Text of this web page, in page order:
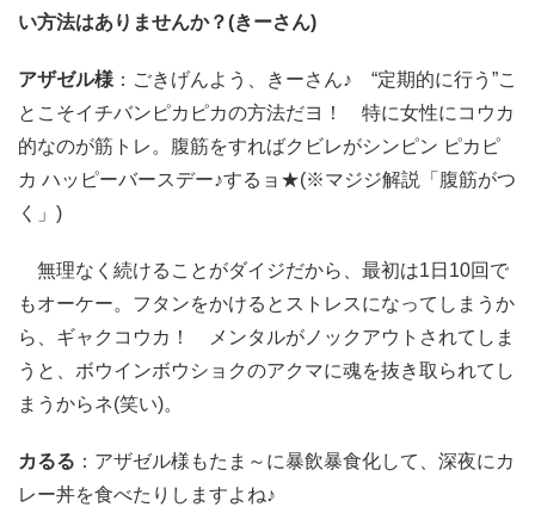
い方法はありませんか？(きーさん)
アザゼル様 ：ごきげんよう、きーさん♪ “定期的に行う”こ
とこそイチバンピカピカの方法だヨ！ 特に女性にコウカ
的なのが筋トレ。腹筋をすればクビレがシンピン ピカピ
カ ハッピーバースデー♪するョ★(※マジジ解説「腹筋がつ
く」)
無理なく続けることがダイジだから、最初は1日10回で
もオーケー。フタンをかけるとストレスになってしまうか
ら、ギャクコウカ！ メンタルがノックアウトされてしま
うと、ボウインボウショクのアクマに魂を抜き取られてし
まうからネ(笑い)。
カるる ：アザゼル様もたま～に暴飲暴食化して、深夜にカ
レー丼を食べたりしますよね♪